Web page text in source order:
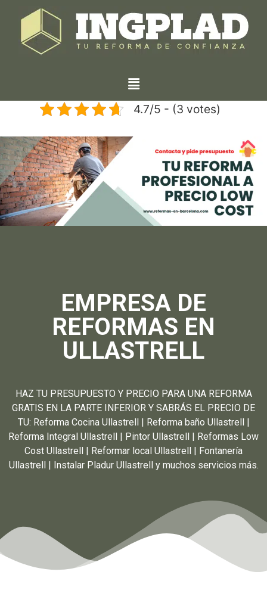
4.7/5 - (3 votes)
EMPRESA DE
REFORMAS EN
ULLASTRELL
HAZ TU PRESUPUESTO Y PRECIO PARA UNA REFORMA
GRATIS EN LA PARTE INFERIOR Y SABRÁS EL PRECIO DE
TU: Reforma Cocina Ullastrell | Reforma baño Ullastrell |
Reforma Integral Ullastrell | Pintor Ullastrell | Reformas Low
Cost Ullastrell | Reformar local Ullastrell | Fontanería
Ullastrell | Instalar Pladur Ullastrell y muchos servicios más.